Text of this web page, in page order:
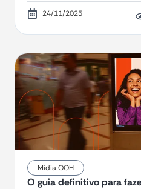
24/11/2025
Mídia OOH
O guia definitivo para